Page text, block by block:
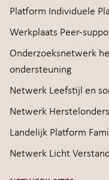
Platform Individuele
Werkplaats Peer-
Onderzoeksnetwerk
ondersteuning
Netwerk Leefstijl en
Netwerk
Landelijk Platform
Netwerk Licht